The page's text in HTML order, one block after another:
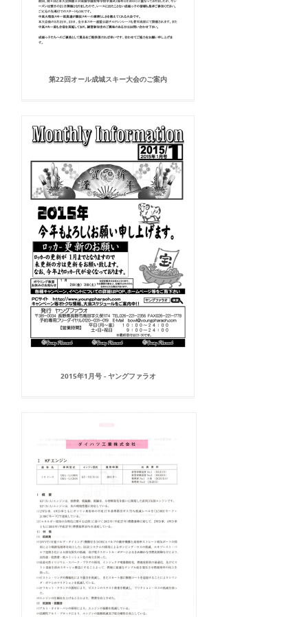
第22回オール成城スキー大会のご案内
2015年1月号 - ヤングファラオ